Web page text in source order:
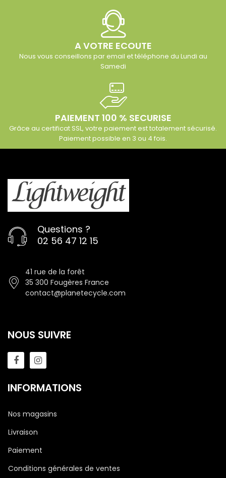
A VOTRE ECOUTE
Nous vous conseillons par email et téléphone du Lundi au
Samedi
PAIEMENT 100 % SECURISE
Grâce au certificat SSL, votre paiement est totalement sécurisé.
Paiement possible en 3 ou 4 fois.
Questions ?
02 56 47 12 15
41 rue de la forêt
35 300 Fougères France
contact@planetecycle.com
NOUS SUIVRE
INFORMATIONS
Nos magasins
Livraison
Paiement
Conditions générales de ventes